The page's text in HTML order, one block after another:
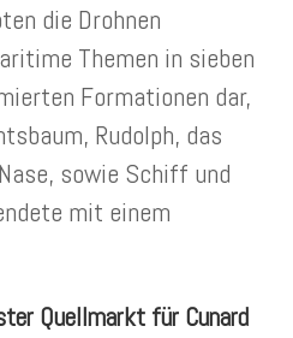
die Drohnen
Themen in sieben
Formationen dar,
Rudolph, das
sowie Schiff und
mit einem
Quellmarkt für Cunard